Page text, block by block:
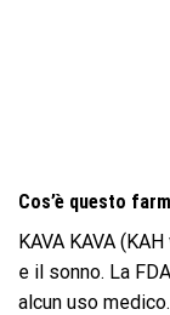
Cos’è questo
KAVA KAVA
e il sonno. La
alcun uso